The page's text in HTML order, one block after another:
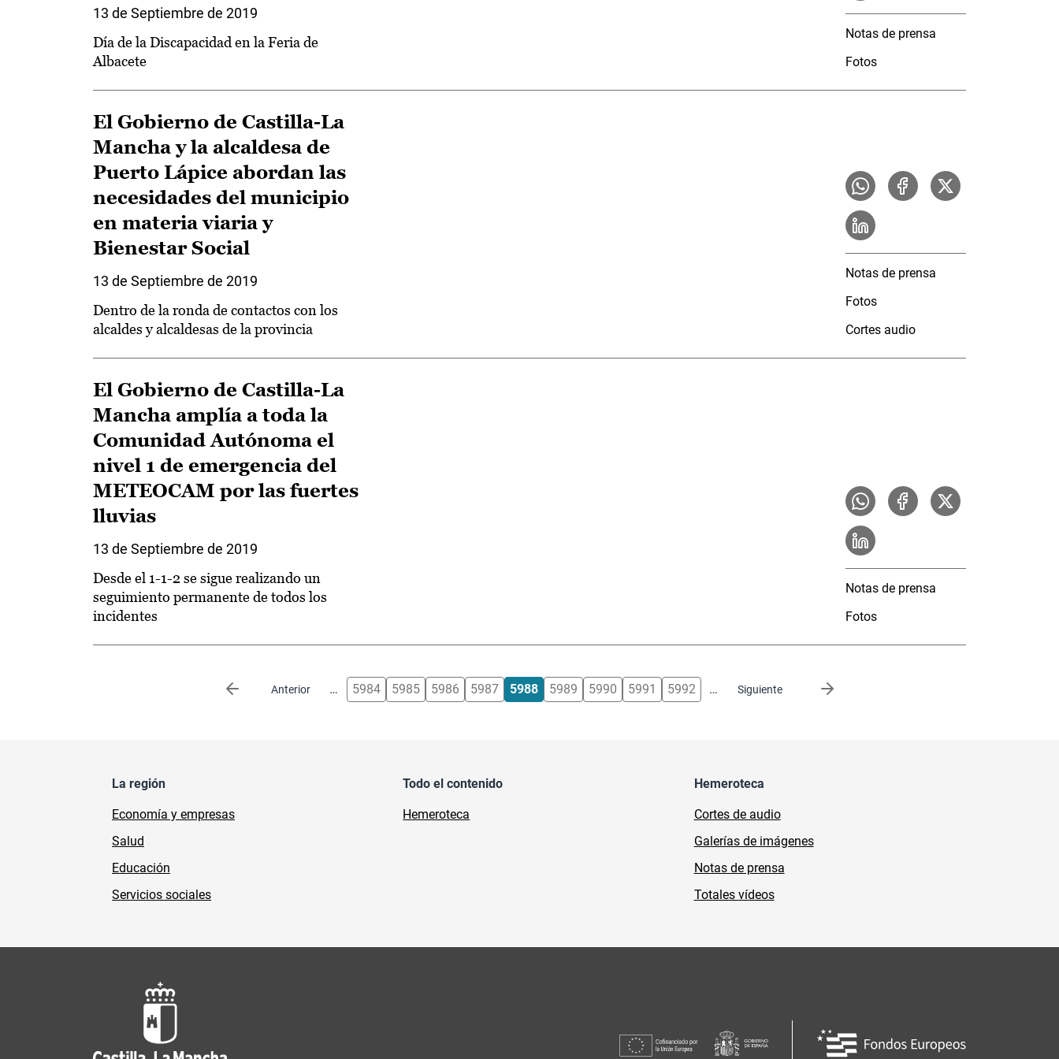
13 de Septiembre de 2019
Día de la Discapacidad en la Feria de
Albacete
Notas de prensa
Fotos
El Gobierno de Castilla-La
Mancha y la alcaldesa de
Puerto Lápice abordan las
necesidades del municipio
en materia viaria y
Bienestar Social
13 de Septiembre de 2019
Dentro de la ronda de contactos con los
alcaldes y alcaldesas de la provincia
Notas de prensa
Fotos
Cortes audio
El Gobierno de Castilla-La
Mancha amplía a toda la
Comunidad Autónoma el
nivel 1 de emergencia del
METEOCAM por las fuertes
lluvias
13 de Septiembre de 2019
Desde el 1-1-2 se sigue realizando un
seguimiento permanente de todos los
incidentes
Notas de prensa
Fotos
Anterior
Página anterior … 5984 5985 5986 5987 5988 5989 5990 5991 5992 … Siguiente
Siguiente página
La región
Economía y empresas
Salud
Educación
Servicios sociales
Todo el contenido
Hemeroteca
Hemeroteca
Cortes de audio
Galerías de imágenes
Notas de prensa
Totales vídeos